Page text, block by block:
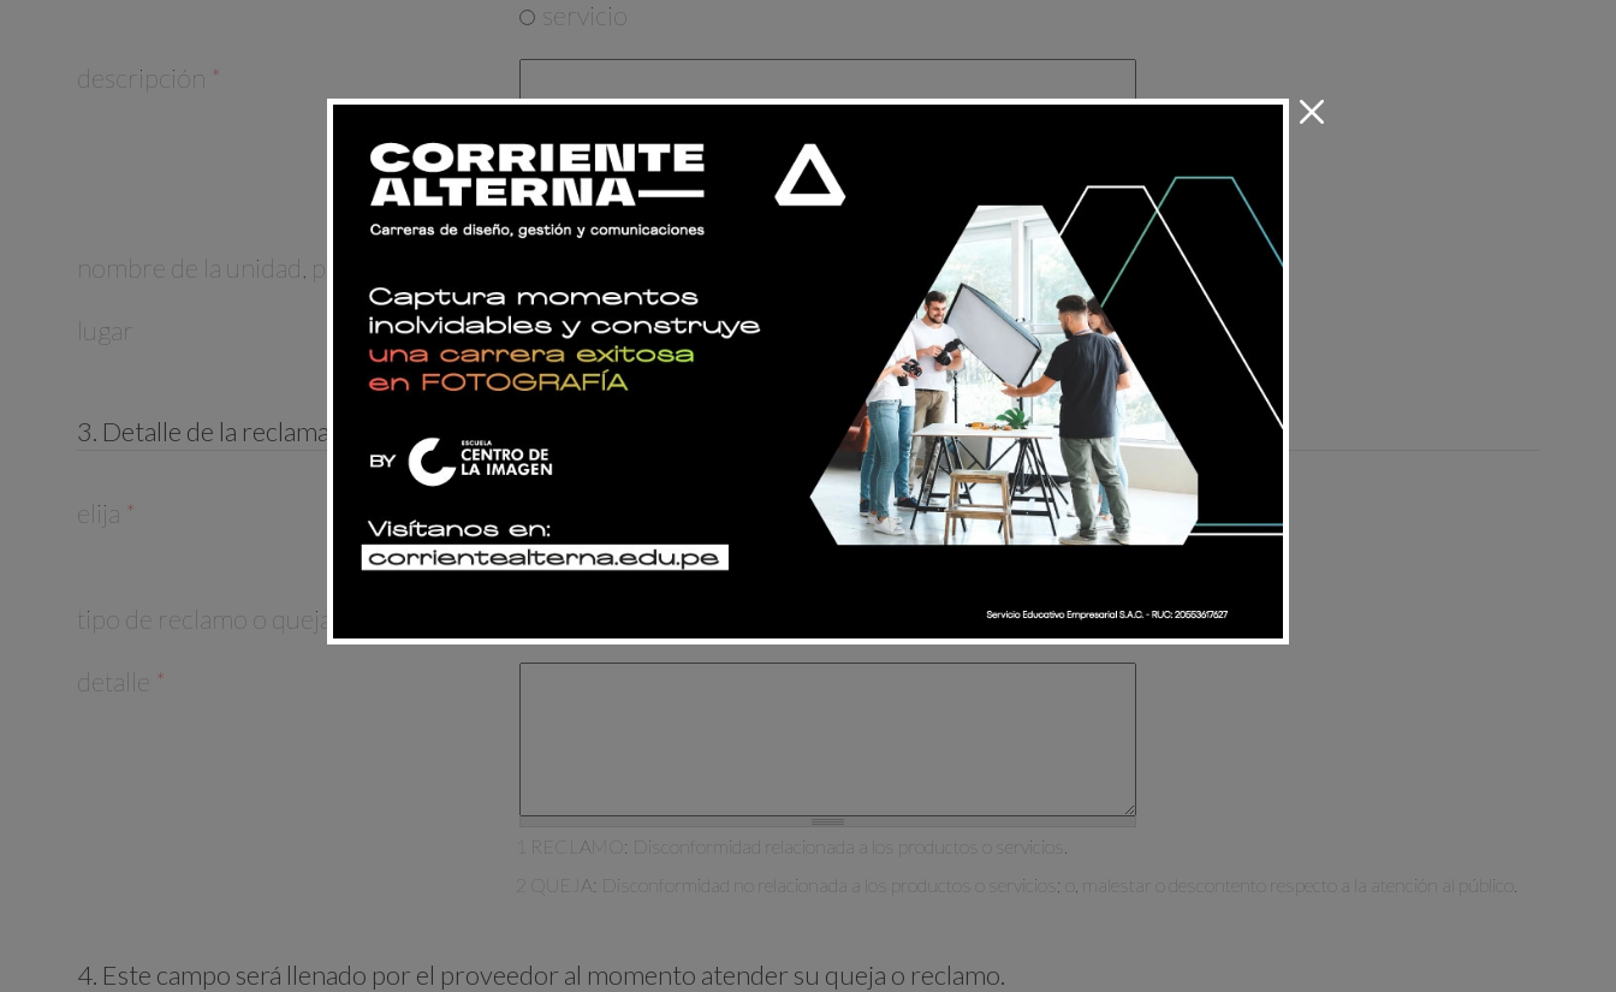
servicio
descripción *
nombre de la unidad, programa o curso
lugar
3. Detalle de la reclamación
elija *
queja
tipo de reclamo o queja
detalle *
1 RECLAMO: Disconformidad relacionada a los productos o servicios.
2 QUEJA: Disconformidad no relacionada a los productos o servicios; o, malestar o descontento respecto a la atención al público.
4. Este campo será llenado por el proveedor al momento atender su queja o reclamo.
¡ESTUDIA CON NOSOTROS!
CURSOS PROGRAMAS
CONSULTA AQUÍ